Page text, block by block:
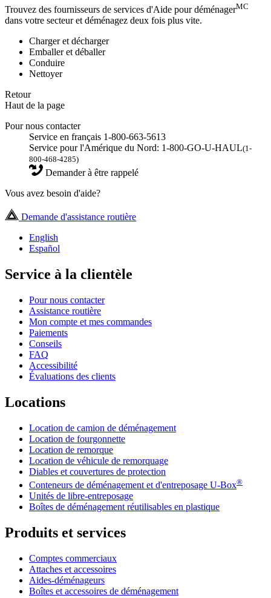
Trouvez des fournisseurs de services d'Aide pour déménagerMC
dans votre secteur et déménagez deux fois plus vite.
Charger et décharger
Emballer et déballer
Conduire
Nettoyer
Retour
Haut de la page
Pour nous contacter
Service en français 1-800-663-5613
Service pour l'Amérique du Nord: 1-800-GO-U-HAUL(1-
800-468-4285)
Demander à être rappelé
Vous avez besoin d'aide?
Demande d'assistance routière
English
Español
Service à la clientèle
Pour nous contacter
Assistance routière
Mon compte et mes commandes
Paiements
Conseils
FAQ
Accessibilité
Évaluations des clients
Locations
Location de camion de déménagement
Location de fourgonnette
Location de remorque
Location de véhicule de remorquage
Diables et couvertures de protection
Conteneurs de déménagement et d'entreposage U-Box®
Unités de libre-entreposage
Boîtes de déménagement réutilisables en plastique
Produits et services
Comptes commerciaux
Attaches et accessoires
Aides-déménageurs
Boîtes et accessoires de déménagement